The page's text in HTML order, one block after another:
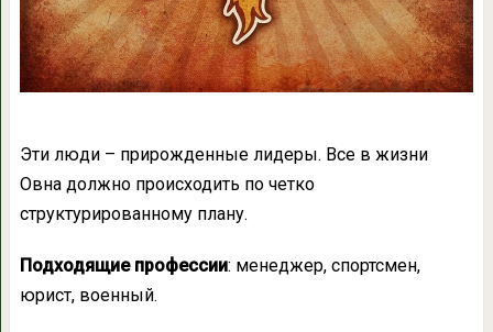
Эти люди – прирожденные лидеры. Все в жизни
Овна должно происходить по четко
структурированному плану.
Подходящие профессии: менеджер, спортсмен,
юрист, военный.